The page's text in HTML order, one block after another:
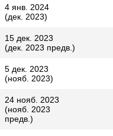
4 янв. 2024
(дек. 2023)
15 дек. 2023
(дек. 2023 предв.)
5 дек. 2023
(нояб. 2023)
24 нояб. 2023
(нояб. 2023
предв.)